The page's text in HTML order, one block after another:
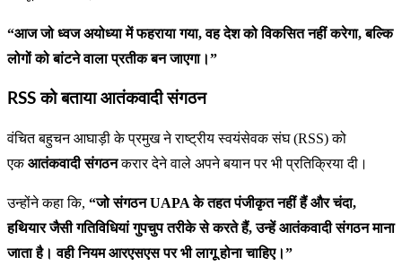
“आज जो ध्वज अयोध्या में फहराया गया, वह देश को विकसित नहीं करेगा, बल्कि
लोगों को बांटने वाला प्रतीक बन जाएगा।”
RSS को बताया आतंकवादी संगठन
वंचित बहुचन आघाड़ी के प्रमुख ने राष्ट्रीय स्वयंसेवक संघ (RSS) को
एकआतंकवादी संगठनकरार देने वाले अपने बयान पर भी प्रतिक्रिया दी।
उन्होंने कहा कि, “जो संगठन UAPA के तहत पंजीकृत नहीं हैं और चंदा,
हथियार जैसी गतिविधियां गुपचुप तरीके से करते हैं, उन्हें आतंकवादी संगठन माना
जाता है। वही नियम आरएसएस पर भी लागू होना चाहिए।”